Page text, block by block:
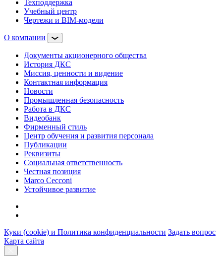
Техподдержка
Учебный центр
Чертежи и BIM-модели
О компании
Документы акционерного общества
История ДКС
Миссия, ценности и видение
Контактная информация
Новости
Промышленная безопасность
Работа в ДКС
Видеобанк
Фирменный стиль
Центр обучения и развития персонала
Публикации
Реквизиты
Социальная ответственность
Честная позиция
Marco Cecconi
Устойчивое развитие
Куки (cookie) и Политика конфиденциальности Задать вопрос
Карта сайта